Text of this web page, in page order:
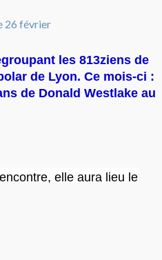
les 813ziens de
de Lyon. Ce mois-ci :
de Donald Westlake au
elle aura lieu le